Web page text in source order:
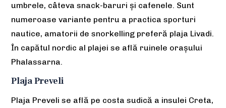
umbrele, câteva snack-baruri și cafenele. Sunt
numeroase variante pentru a practica sporturi
nautice, amatorii de snorkelling preferă plaja Livadi.
În capătul nordic al plajei se află ruinele orașului
Phalassarna.
Plaja Preveli
Plaja Preveli se află pe costa sudică a insulei Creta,